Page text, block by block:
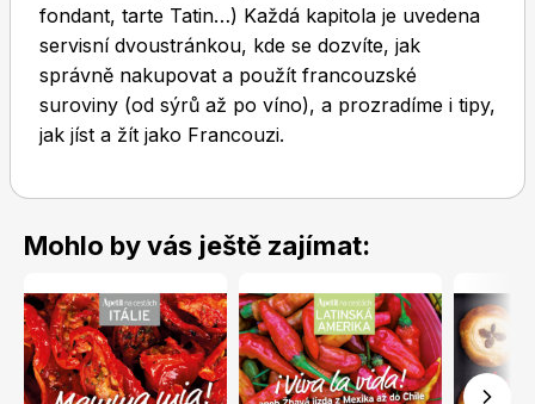
fondant, tarte Tatin…) Každá kapitola je uvedena
servisní dvoustránkou, kde se dozvíte, jak
správně nakupovat a použít francouzské
suroviny (od sýrů až po víno), a prozradíme i tipy,
jak jíst a žít jako Francouzi.
Mohlo by vás ještě zajímat: